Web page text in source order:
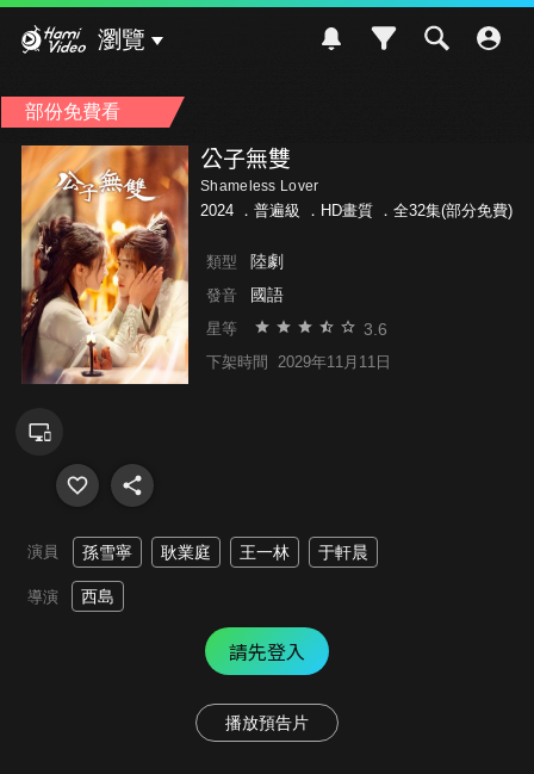
瀏覽
部份免費看
公子無雙
Shameless Lover
2024 ． 普遍級 ．HD畫質 ．全32集(部分免費)
類型 陸劇
發音 國語
星等 3.6
下架時間 2029年11月11日
演員 孫雪寧 耿業庭 王一林 于軒晨
導演 西島
請先登入
播放預告片